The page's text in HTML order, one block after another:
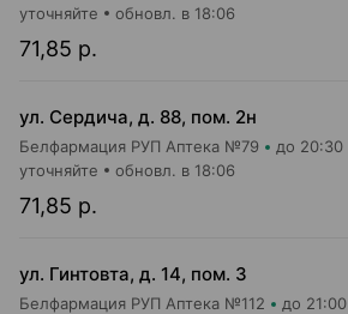
71,85 р.
уточняйте обновл. в 18:06
ул. Сердича, д. 88, пом. 2н
Белфармация РУП Аптека №79 до 20:30
71,85 р.
уточняйте обновл. в 18:06
ул. Гинтовта, д. 14, пом. 3
Белфармация РУП Аптека №112 до 21:00